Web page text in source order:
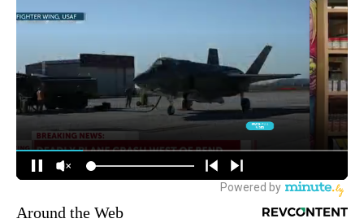
Around the Web